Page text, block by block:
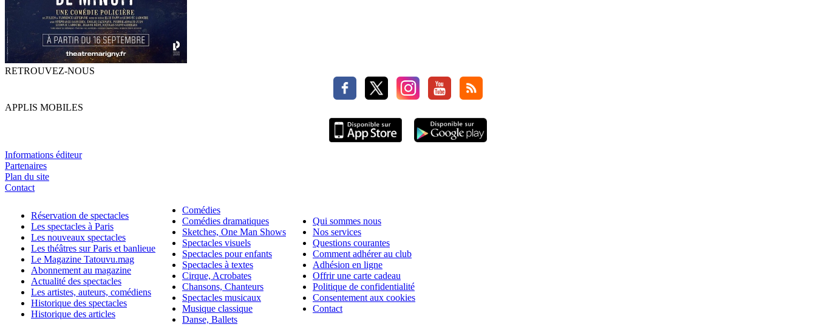
RETROUVEZ-NOUS
APPLIS MOBILES
Informations éditeur
Partenaires
Plan du site
Contact
Réservation de spectacles
Les spectacles à Paris
Les nouveaux spectacles
Les théâtres sur Paris et banlieue
Le Magazine Tatouvu.mag
Abonnement au magazine
Actualité des spectacles
Les artistes, auteurs, comédiens
Historique des spectacles
Historique des articles
Comédies
Comédies dramatiques
Sketches, One Man Shows
Spectacles visuels
Spectacles pour enfants
Spectacles à textes
Cirque, Acrobates
Chansons, Chanteurs
Spectacles musicaux
Musique classique
Danse, Ballets
Qui sommes nous
Nos services
Questions courantes
Comment adhérer au club
Adhésion en ligne
Offrir une carte cadeau
Politique de confidentialité
Consentement aux cookies
Contact